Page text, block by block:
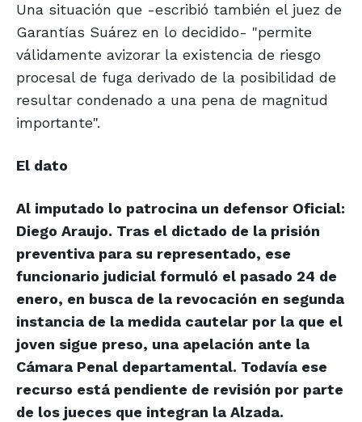
Una situación que -escribió también el juez de
Garantías Suárez en lo decidido- "permite
válidamente avizorar la existencia de riesgo
procesal de fuga derivado de la posibilidad de
resultar condenado a una pena de magnitud
importante".
El dato
Al imputado lo patrocina un defensor Oficial:
Diego Araujo. Tras el dictado de la prisión
preventiva para su representado, ese
funcionario judicial formuló el pasado 24 de
enero, en busca de la revocación en segunda
instancia de la medida cautelar por la que el
joven sigue preso, una apelación ante la
Cámara Penal departamental. Todavía ese
recurso está pendiente de revisión por parte
de los jueces que integran la Alzada.